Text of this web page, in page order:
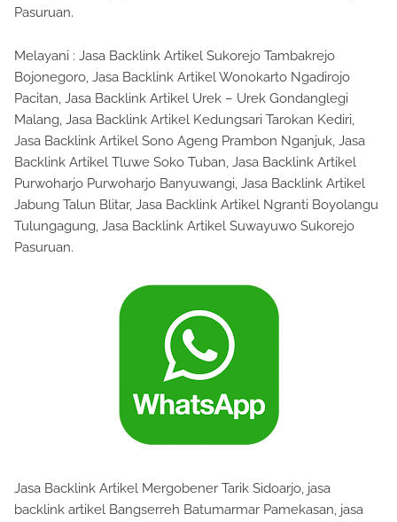
Pasuruan.
Melayani : Jasa Backlink Artikel Sukorejo Tambakrejo
Bojonegoro, Jasa Backlink Artikel Wonokarto Ngadirojo
Pacitan, Jasa Backlink Artikel Urek – Urek Gondanglegi
Malang, Jasa Backlink Artikel Kedungsari Tarokan Kediri,
Jasa Backlink Artikel Sono Ageng Prambon Nganjuk, Jasa
Backlink Artikel Tluwe Soko Tuban, Jasa Backlink Artikel
Purwoharjo Purwoharjo Banyuwangi, Jasa Backlink Artikel
Jabung Talun Blitar, Jasa Backlink Artikel Ngranti Boyolangu
Tulungagung, Jasa Backlink Artikel Suwayuwo Sukorejo
Pasuruan.
Jasa Backlink Artikel Mergobener Tarik Sidoarjo, jasa
backlink artikel Bangserreh Batumarmar Pamekasan, jasa